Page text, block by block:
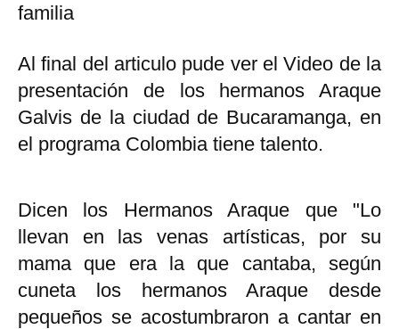
familia
Al final del articulo pude ver el Video de la
presentación de los hermanos Araque
Galvis de la ciudad de Bucaramanga, en
el programa Colombia tiene talento.
Dicen los Hermanos Araque que "Lo
llevan en las venas artísticas, por su
mama que era la que cantaba, según
cuneta los hermanos Araque desde
pequeños se acostumbraron a cantar en